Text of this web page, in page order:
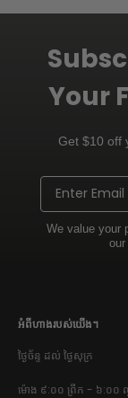
Your
Get $10 off
Email
We value your
our
អំពីហាងរបស់យើង។
ថ្ងៃច័ន្ទ ដល់ ថ្ងៃសុក្រ
ម៉ោង ៩:០០ ព្រឹក - ៦:០០ ល្